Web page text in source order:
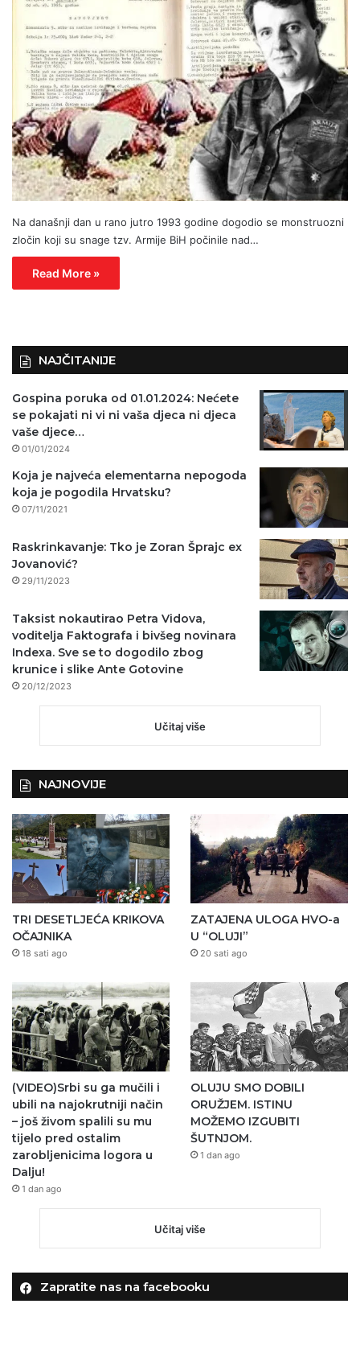
Na današnji dan u rano jutro 1993 godine dogodio se monstruozni
zločin koji su snage tzv. Armije BiH počinile nad…
Read More »
NAJČITANIJE
Gospina poruka od 01.01.2024: Nećete
se pokajati ni vi ni vaša djeca ni djeca
vaše djece…
01/01/2024
Koja je najveća elementarna nepogoda
koja je pogodila Hrvatsku?
07/11/2021
Raskrinkavanje: Tko je Zoran Šprajc ex
Jovanović?
29/11/2023
Taksist nokautirao Petra Vidova,
voditelja Faktografa i bivšeg novinara
Indexa. Sve se to dogodilo zbog
krunice i slike Ante Gotovine
20/12/2023
Učitaj više
NAJNOVIJE
TRI DESETLJEĆA KRIKOVA
OČAJNIKA
18 sati ago
ZATAJENA ULOGA HVO-a
U “OLUJI”
20 sati ago
(VIDEO)Srbi su ga mučili i
ubili na najokrutniji način
– još živom spalili su mu
tijelo pred ostalim
zarobljenicima logora u
Dalju!
1 dan ago
OLUJU SMO DOBILI
ORUŽJEM. ISTINU
MOŽEMO IZGUBITI
ŠUTNJOM.
1 dan ago
Učitaj više
Zapratite nas na facebooku